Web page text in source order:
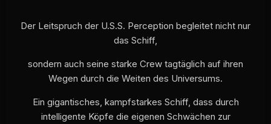
Der Leitspruch der U.S.S. Perception begleitet nicht nur
das Schiff,
sondern auch seine starke Crew tagtäglich auf ihren
Wegen durch die Weiten des Universums.
Ein gigantisches, kampfstarkes Schiff, dass durch
intelligente Köpfe die eigenen Schwächen zur